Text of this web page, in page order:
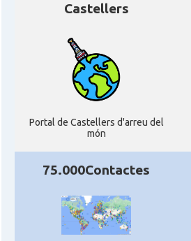
Castellers
Portal de Castellers d'arreu del
món
75.000Contactes